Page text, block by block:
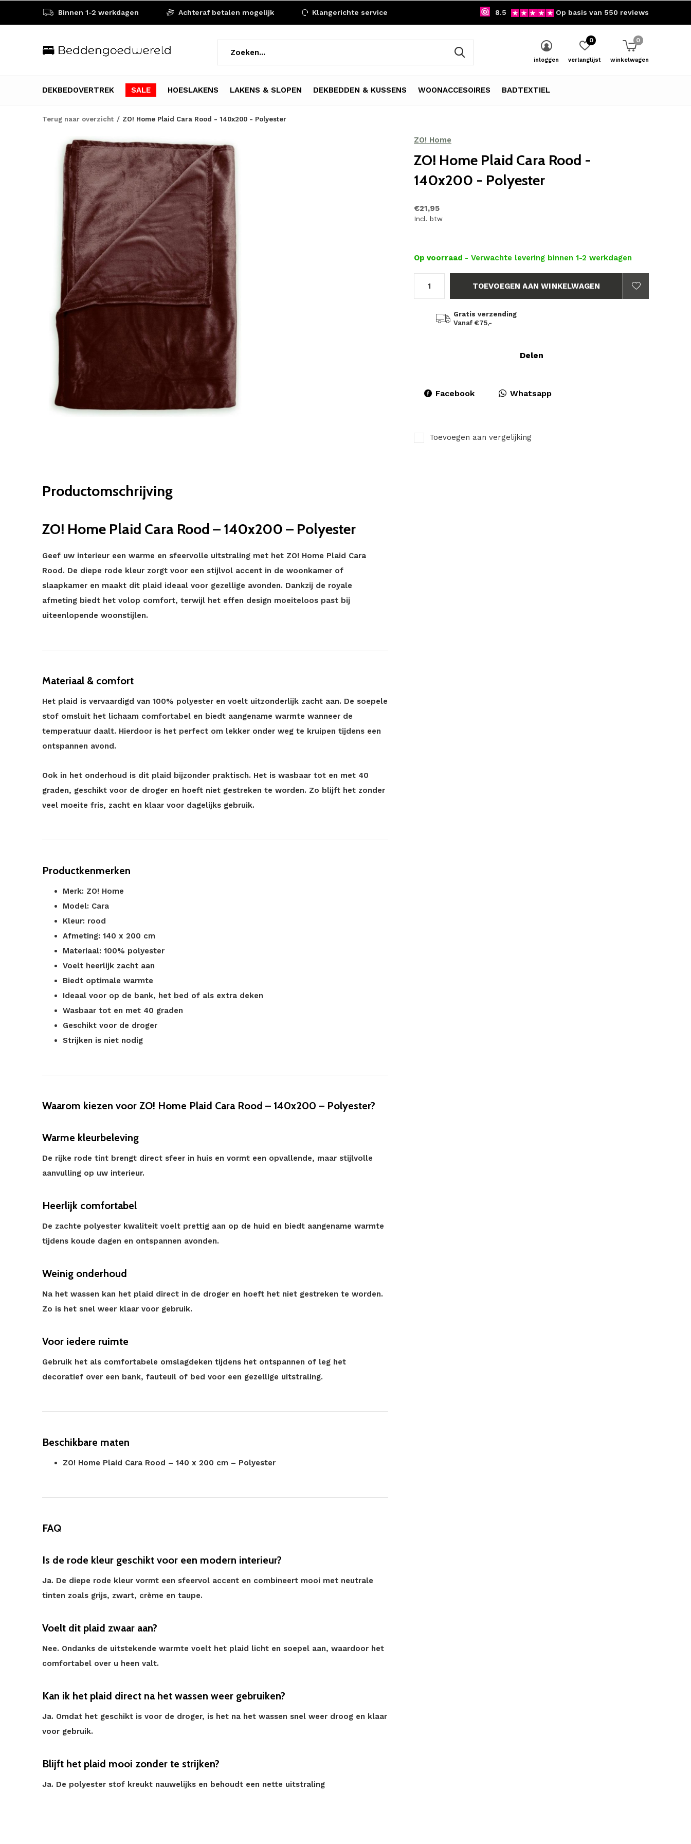
DEKBEDOVERTREK SALE HOESLAKENS LAKENS & SLOPEN DEKBEDDEN & KUSSENS WOONACCESOIRES BADTEXTIEL
inloggen verlanglijst
0
winkelwagen
0
Binnen 1-2 werkdagen Achteraf betalen mogelijk Klangerichte service 8.5 Op basis van 550 reviews
Terug naar overzicht ZO! Home Plaid Cara Rood - 140x200 - Polyester
ZO! Home
ZO! Home Plaid Cara Rood -
140x200 - Polyester
€21,95
Incl. btw
Op voorraad - Verwachte levering binnen 1-2 werkdagen
TOEVOEGEN AAN WINKELWAGEN
Gratis verzending
Vanaf €75,-
Delen
Facebook Whatsapp
Toevoegen aan vergelijking
Productomschrijving
ZO! Home Plaid Cara Rood – 140x200 – Polyester
Geef uw interieur een warme en sfeervolle uitstraling met het ZO! Home Plaid Cara
Rood. De diepe rode kleur zorgt voor een stijlvol accent in de woonkamer of
slaapkamer en maakt dit plaid ideaal voor gezellige avonden. Dankzij de royale
afmeting biedt het volop comfort, terwijl het effen design moeiteloos past bij
uiteenlopende woonstijlen.
Materiaal & comfort
Het plaid is vervaardigd van 100% polyester en voelt uitzonderlijk zacht aan. De soepele
stof omsluit het lichaam comfortabel en biedt aangename warmte wanneer de
temperatuur daalt. Hierdoor is het perfect om lekker onder weg te kruipen tijdens een
ontspannen avond.
Ook in het onderhoud is dit plaid bijzonder praktisch. Het is wasbaar tot en met 40
graden, geschikt voor de droger en hoeft niet gestreken te worden. Zo blijft het zonder
veel moeite fris, zacht en klaar voor dagelijks gebruik.
Productkenmerken
Merk: ZO! Home
Model: Cara
Kleur: rood
Afmeting: 140 x 200 cm
Materiaal: 100% polyester
Voelt heerlijk zacht aan
Biedt optimale warmte
Ideaal voor op de bank, het bed of als extra deken
Wasbaar tot en met 40 graden
Geschikt voor de droger
Strijken is niet nodig
Waarom kiezen voor ZO! Home Plaid Cara Rood – 140x200 – Polyester?
Warme kleurbeleving
De rijke rode tint brengt direct sfeer in huis en vormt een opvallende, maar stijlvolle
aanvulling op uw interieur.
Heerlijk comfortabel
De zachte polyester kwaliteit voelt prettig aan op de huid en biedt aangename warmte
tijdens koude dagen en ontspannen avonden.
Weinig onderhoud
Na het wassen kan het plaid direct in de droger en hoeft het niet gestreken te worden.
Zo is het snel weer klaar voor gebruik.
Voor iedere ruimte
Gebruik het als comfortabele omslagdeken tijdens het ontspannen of leg het
decoratief over een bank, fauteuil of bed voor een gezellige uitstraling.
Beschikbare maten
ZO! Home Plaid Cara Rood – 140 x 200 cm – Polyester
FAQ
Is de rode kleur geschikt voor een modern interieur?
Ja. De diepe rode kleur vormt een sfeervol accent en combineert mooi met neutrale
tinten zoals grijs, zwart, crème en taupe.
Voelt dit plaid zwaar aan?
Nee. Ondanks de uitstekende warmte voelt het plaid licht en soepel aan, waardoor het
comfortabel over u heen valt.
Kan ik het plaid direct na het wassen weer gebruiken?
Ja. Omdat het geschikt is voor de droger, is het na het wassen snel weer droog en klaar
voor gebruik.
Blijft het plaid mooi zonder te strijken?
Ja. De polyester stof kreukt nauwelijks en behoudt een nette uitstraling